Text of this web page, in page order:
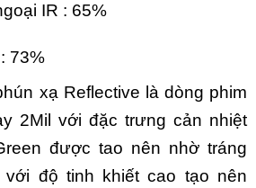
IR : 65%
73%
xạ Reflective là dòng phim
2Mil với đặc trưng cản nhiệt
được tao nên nhờ tráng
với độ tinh khiết cao tạo nên